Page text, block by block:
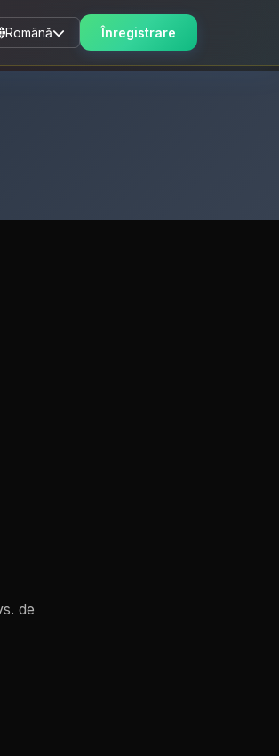
Română Înregistrare
de